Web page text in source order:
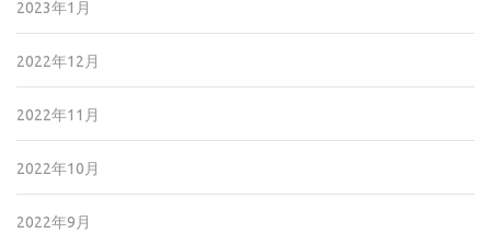
2023年1月
2022年12月
2022年11月
2022年10月
2022年9月